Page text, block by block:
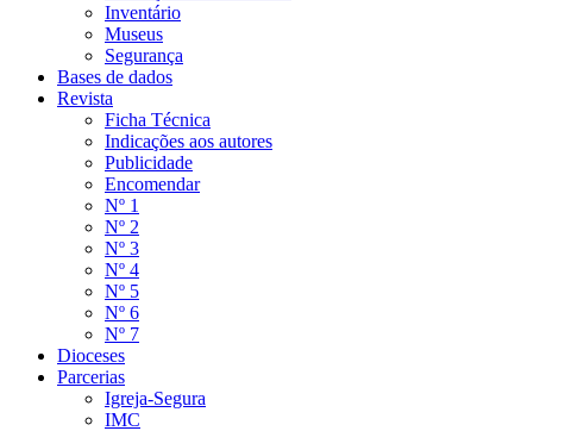
Inventário
Museus
Segurança
Bases de dados
Revista
Ficha Técnica
Indicações aos autores
Publicidade
Encomendar
Nº 1
Nº 2
Nº 3
Nº 4
Nº 5
Nº 6
Nº 7
Dioceses
Parcerias
Igreja-Segura
IMC